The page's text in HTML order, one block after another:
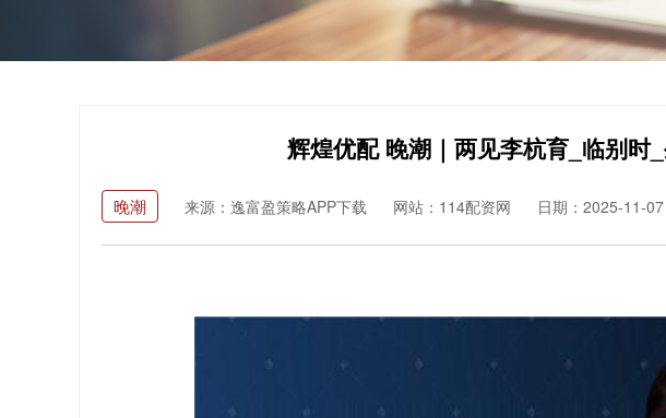
辉煌优配 晚潮｜两见李杭育_临别时
晚潮 来源：逸富盈策略APP下载 网站：114配资网 日期：2025-11-